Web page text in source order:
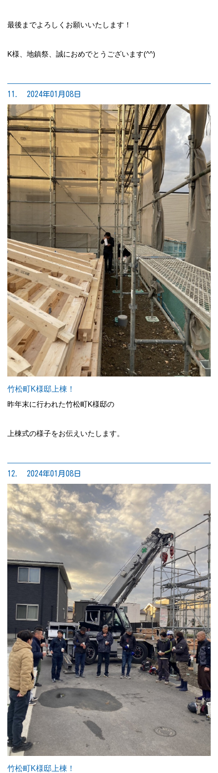
最後までよろしくお願いいたします！
K様、地鎮祭、誠におめでとうございます(^^)
11. 2024年01月08日
竹松町K様邸上棟！
昨年末に行われた竹松町K様邸の
上棟式の様子をお伝えいたします。
12. 2024年01月08日
竹松町K様邸上棟！